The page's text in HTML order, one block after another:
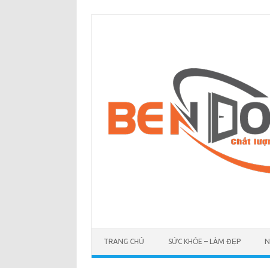
TRANG CHỦ SỨC KHỎE – LÀM ĐẸP